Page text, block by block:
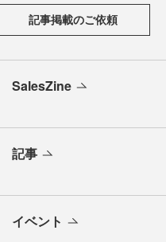
記事掲載のご依頼
SalesZine
記事
イベント